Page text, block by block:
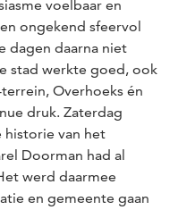
voelbaar en
ongekend sfeervol
dagen daarna niet
stad werkte goed, ook
Overhoeks én
druk. Zaterdag
historie van het
Doorman had al
werd daarmee
en gemeente gaan